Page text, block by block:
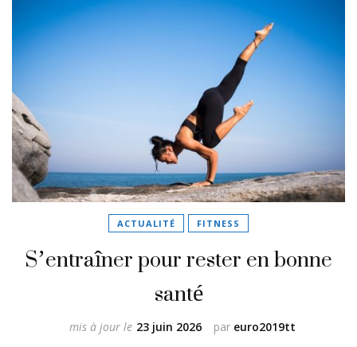
ACTUALITÉ FITNESS
S’entraîner pour rester en bonne
santé
par euro2019tt
mis à jour le 23 juin 2026